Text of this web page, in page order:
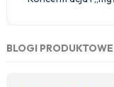
BLOGI PRODUKTOWE